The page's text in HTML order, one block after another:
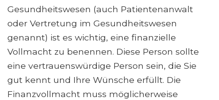
Gesundheitswesen (auch Patientenanwalt
oder Vertretung im Gesundheitswesen
genannt) ist es wichtig, eine finanzielle
Vollmacht zu benennen. Diese Person sollte
eine vertrauenswürdige Person sein, die Sie
gut kennt und Ihre Wünsche erfüllt. Die
Finanzvollmacht muss möglicherweise